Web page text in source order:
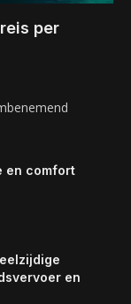
per
en comfort
en